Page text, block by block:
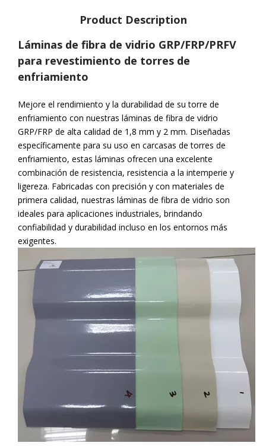
Product Description
Láminas de fibra de vidrio GRP/FRP/PRFV
para revestimiento de torres de
enfriamiento
Mejore el rendimiento y la durabilidad de su torre de
enfriamiento con nuestras láminas de fibra de vidrio
GRP/FRP de alta calidad de 1,8 mm y 2 mm. Diseñadas
específicamente para su uso en carcasas de torres de
enfriamiento, estas láminas ofrecen una excelente
combinación de resistencia, resistencia a la intemperie y
ligereza. Fabricadas con precisión y con materiales de
primera calidad, nuestras láminas de fibra de vidrio son
ideales para aplicaciones industriales, brindando
confiabilidad y durabilidad incluso en los entornos más
exigentes.